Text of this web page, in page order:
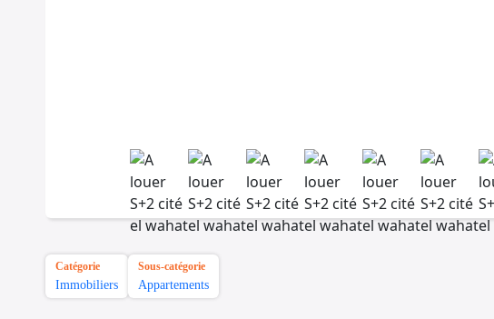
Catégorie
Immobiliers
Sous-catégorie
Appartements